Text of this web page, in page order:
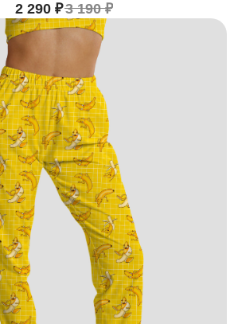
2 290 ₽3 190 ₽